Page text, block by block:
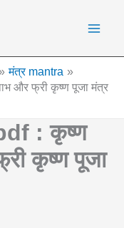
मंत्र mantra
और फ्री कृष्ण पूजा मंत्र
: कृष्ण
कृष्ण पूजा